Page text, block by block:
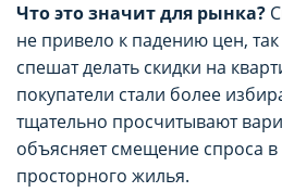
Что это значит для рынка?
не привело к падению цен,
спешат делать скидки на
покупатели стали более
тщательно просчитывают
объясняет смещение спроса в
просторного жилья.